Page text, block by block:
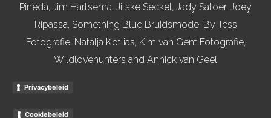
Pineda, Jim Hartsema, Jitske Seckel, Jady Satoer, Joey
Ripassa, Something Blue Bruidsmode, By Tess
Fotografie, Natalja Kotlias, Kim van Gent Fotografie,
Wildlovehunters and Annick van Geel
Privacybeleid
Cookiebeleid